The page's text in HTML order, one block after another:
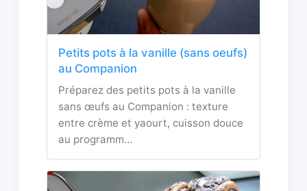
Petits pots à la vanille (sans oeufs)
au Companion
Préparez des petits pots à la vanille
sans œufs au Companion : texture
entre crème et yaourt, cuisson douce
au programm…